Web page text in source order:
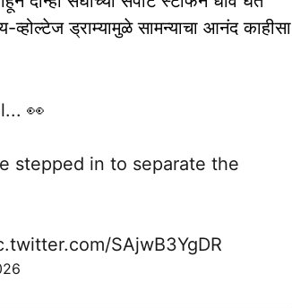
ड्राम्यामुळे सामन्याचा आनंद काहीसा
👀
stepped in to separate the
SAjwB3YgDR